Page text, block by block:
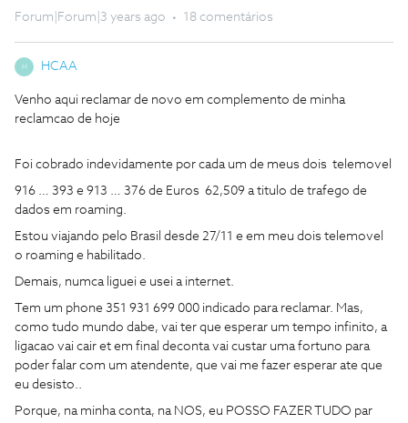
Forum|Forum|3 years ago 18 comentários
HCAA
Venho aqui reclamar de novo em complemento de minha
reclamcao de hoje
Foi cobrado indevidamente por cada um de meus dois telemovel
916 … 393 e 913 … 376 de Euros 62,509 a titulo de trafego de
dados em roaming.
Estou viajando pelo Brasil desde 27/11 e em meu dois telemovel
o roaming e habilitado.
Demais, numca liguei e usei a internet.
Tem um phone 351 931 699 000 indicado para reclamar. Mas,
como tudo mundo dabe, vai ter que esperar um tempo infinito, a
ligacao vai cair et em final deconta vai custar uma fortuno para
poder falar com um atendente, que vai me fazer esperar ate que
eu desisto..
Porque, na minha conta, na NOS, eu POSSO FAZER TUDO par